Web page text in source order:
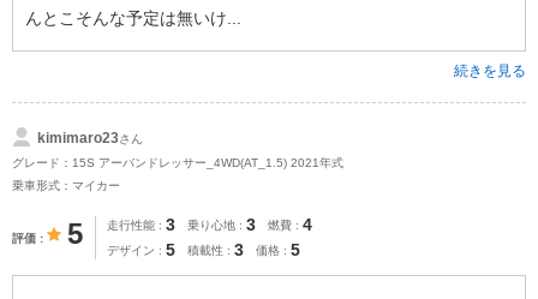
んとこそんな予定は無いけ...
続きを見る
kimimaro23さん
グレード：15S アーバンドレッサー_4WD(AT_1.5) 2021年式
乗車形式：マイカー
評価 5 走行性能 3 乗り心地 3 燃費 4
デザイン 5 積載性 3 価格 5